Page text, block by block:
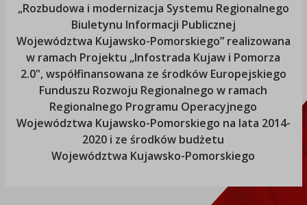
„Rozbudowa i modernizacja Systemu Regionalnego
Biuletynu Informacji Publicznej
Województwa Kujawsko-Pomorskiego” realizowana
w ramach Projektu „Infostrada Kujaw i Pomorza
2.0", współfinansowana ze środków Europejskiego
Funduszu Rozwoju Regionalnego w ramach
Regionalnego Programu Operacyjnego
Województwa Kujawsko-Pomorskiego na lata 2014-
2020 i ze środków budżetu
Województwa Kujawsko-Pomorskiego